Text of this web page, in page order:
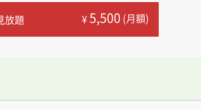
放題 ¥5,500 (月額)